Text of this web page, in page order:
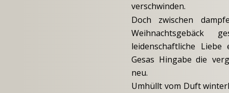
verschwinden.
Doch
zwischen
Weihnachtsgebäck
leidenschaftliche Liebe
Gesas Hingabe die
neu.
Umhüllt vom Duft